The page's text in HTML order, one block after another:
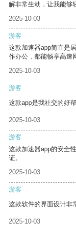
解非常生动，让我能够
2025-10-03
游客
这款加速器app简直是
作办公，都能畅享高速
2025-10-03
游客
这款app是我社交的好
2025-10-03
游客
这款加速器app的安全
证。
2025-10-03
游客
这款软件的界面设计非
2025-10-03